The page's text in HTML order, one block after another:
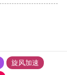
旋风加速